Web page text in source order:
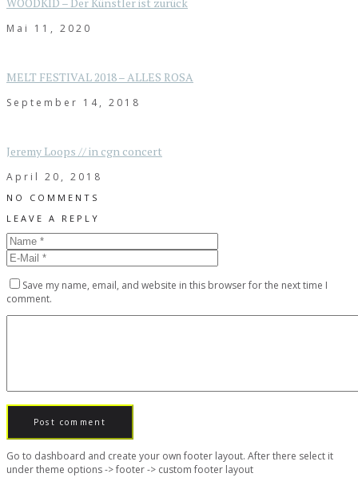
Mai 11, 2020
MELT FESTIVAL 2018 – ALLES ROSA
September 14, 2018
Jeremy Loops // in cgn concert
April 20, 2018
NO COMMENTS
LEAVE A REPLY
Save my name, email, and website in this browser for the next time I
comment.
Go to dashboard and create your own footer layout. After there select it
under theme options -> footer -> custom footer layout